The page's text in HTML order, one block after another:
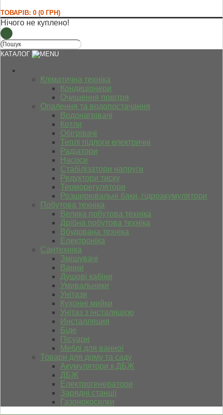
ТОВАРІВ: 0 (0 ГРН)
Нічого не куплено!
КАТАЛОГ
Кліматична техніка
Кондиціонери
Очищення повітря
Опалення та водопостачання
Водонагрівачі
Котли
Обігрівачі
Теплі підлоги електричні
Радіатори
Насоси
Стабілізатори напруги
Редуктори тиску
Терморегулятори
Розширювальні баки, гідроакумулятори
Побутова техніка
Велика побутова техніка
Дрібна побутова техніка
Вбудована техніка
Електроніка
Сантехніка
Змішувачі
Ванни
Душові кабіни
Умивальники
Унітази
Кухонні мийки
Унітаз з інсталяцією
Инсталляция
Біде
Пісуари
Меблі для ванної
Товари для дому та саду
Акумулятори к ДБЖ
ДБЖ
Електрогенератори
Зарядні станції
Газонокосилки